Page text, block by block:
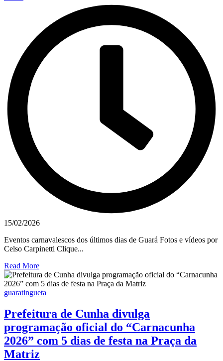
15/02/2026
Eventos carnavalescos dos últimos dias de Guará Fotos e vídeos por
Celso Carpinetti Clique...
Read More
guaratingueta
Prefeitura de Cunha divulga
programação oficial do “Carnacunha
2026” com 5 dias de festa na Praça da
Matriz